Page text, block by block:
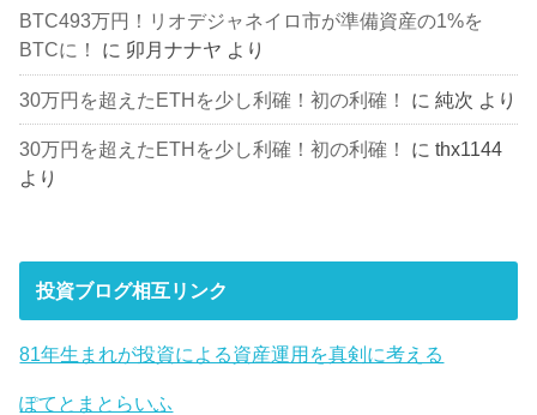
BTC493万円！リオデジャネイロ市が準備資産の1%を
BTCに！
に 卯月ナナヤ より
30万円を超えたETHを少し利確！初の利確！ に純次 より
30万円を超えたETHを少し利確！初の利確！ にthx1144
より
投資ブログ相互リンク
81年生まれが投資による資産運用を真剣に考える
ぽてとまとらいふ